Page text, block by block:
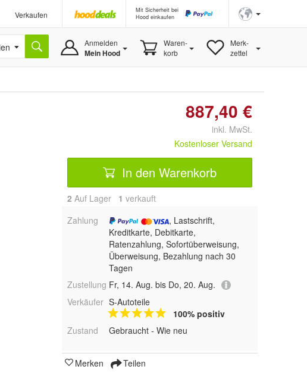
Verkaufen
Mit Sicherheit bei
Hood einkaufen
Anmelden
Mein Hood
Waren-
korb
Merk-
zettel
887,40 €
inkl. MwSt.
Kostenloser Versand
In den Warenkorb
2 Auf Lager 1 verkauft
Zahlung
, Lastschrift,
Kreditkarte, Debitkarte,
Ratenzahlung, Sofortüberweisung,
Überweisung, Bezahlung nach 30
Tagen
Zustellung Fr, 14. Aug. bis Do, 20. Aug.
Verkäufer S-Autoteile
100% positiv
Zustand
Gebraucht - Wie neu
Merken Teilen